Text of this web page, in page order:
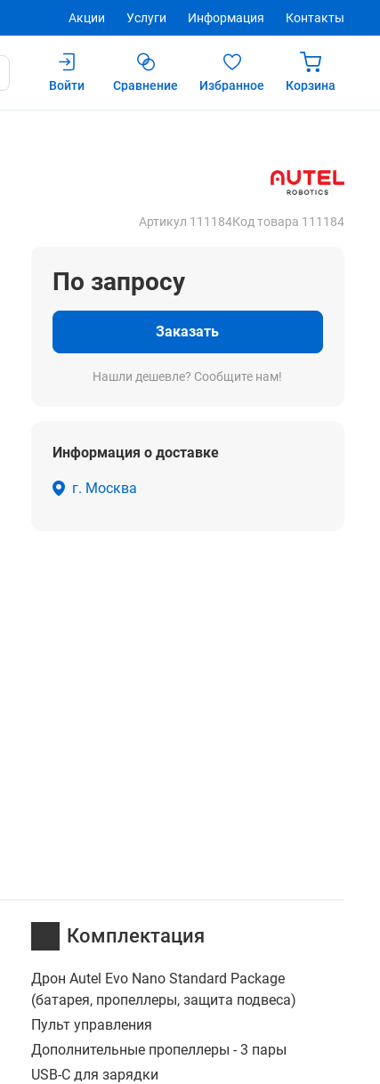
Акции Услуги Информация Контакты
Войти
Сравнение Избранное Корзина
Артикул 111184Код товара 111184
По запросу
Заказать
Нашли дешевле? Сообщите нам!
Информация о доставке
г. Москва
Комплектация
Дрон Autel Evo Nano Standard Package
(батарея, пропеллеры, защита подвеса)
Пульт управления
Дополнительные пропеллеры - 3 пары
USB-C для зарядки